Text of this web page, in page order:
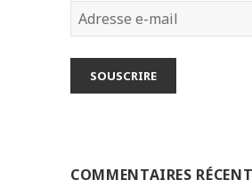
Adresse
e-
mail
SOUSCRIRE
COMMENTAIRES